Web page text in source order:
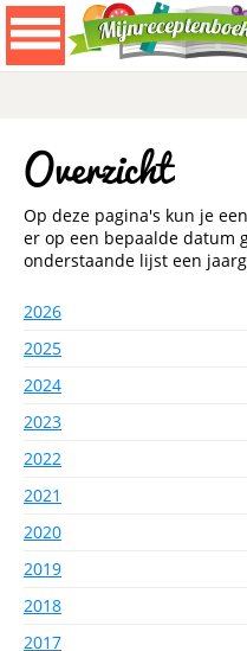
Overzicht
Op deze pagina's kun je
er op een bepaalde datum
onderstaande lijst een
2026
2025
2024
2023
2022
2021
2020
2019
2018
2017